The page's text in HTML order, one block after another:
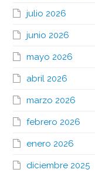
julio 2026
junio 2026
mayo 2026
abril 2026
marzo 2026
febrero 2026
enero 2026
diciembre 2025